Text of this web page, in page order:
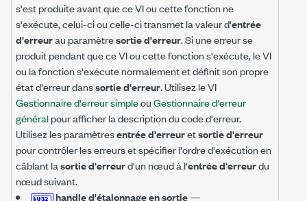
s'est produite avant que ce VI ou cette fonction ne
s'exécute, celui-ci ou celle-ci transmet la valeur d'entrée
d'erreurau paramètresortie d'erreur. Si une erreur se
produit pendant que ce VI ou cette fonction s'exécute, le VI
ou la fonction s'exécute normalement et définit son propre
état d'erreur danssortie d'erreur. Utilisez le VI
Gestionnaire d'erreur simpleouGestionnaire d'erreur
généralpour afficher la description du code d'erreur.
Utilisez les paramètresentrée d'erreuretsortie d'erreur
pour contrôler les erreurs et spécifier l'ordre d'exécution en
câblant lasortie d'erreurd'un nœud à l'entrée d'erreurdu
nœud suivant.
handle d'étalonnage en sortie—